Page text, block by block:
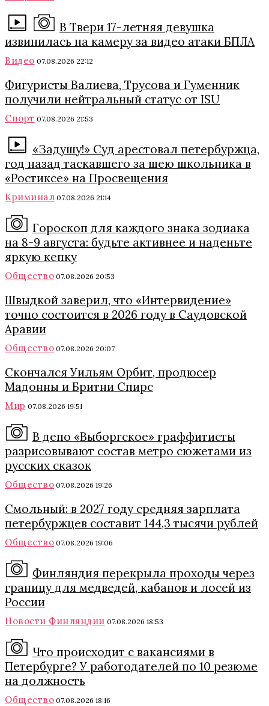
В Твери 17-летняя девушка
извинилась на камеру за видео атаки БПЛА
Видео 07.08.2026 22:12
Фигуристы Валиева, Трусова и Гуменник
получили нейтральный статус от ISU
Спорт 07.08.2026 21:53
«Задушу!» Суд арестовал петербуржца,
год назад таскавшего за шею школьника в
«Ростиксе» на Просвещения
Криминал 07.08.2026 21:14
Гороскоп для каждого знака зодиака
на 8-9 августа: будьте активнее и наденьте
яркую кепку
Общество 07.08.2026 20:53
Швыдкой заверил, что «Интервидение»
точно состоится в 2026 году в Саудовской
Аравии
Общество 07.08.2026 20:07
Скончался Уильям Орбит, продюсер
Мадонны и Бритни Спирс
Мир 07.08.2026 19:51
В депо «Выборгское» граффитисты
разрисовывают состав метро сюжетами из
русских сказок
Общество 07.08.2026 19:26
Смольный: в 2027 году средняя зарплата
петербуржцев составит 144,3 тысячи рублей
Общество 07.08.2026 19:06
Финляндия перекрыла проходы через
границу для медведей, кабанов и лосей из
России
Новости Финляндии 07.08.2026 18:53
Что происходит с вакансиями в
Петербурге? У работодателей по 10 резюме
на должность
Общество 07.08.2026 18:16